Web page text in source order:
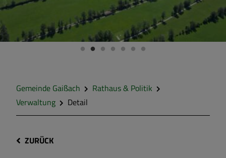
Gemeinde Gaißach
Rathaus & Politik
Verwaltung
Detail
ZURÜCK